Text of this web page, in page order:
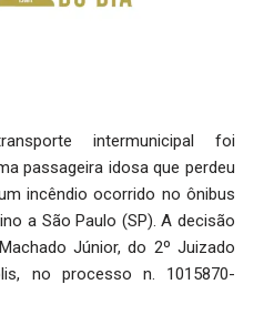
intermunicipal foi
passageira idosa que perdeu
incêndio ocorrido no ônibus
a São Paulo (SP). A decisão
Júnior, do 2º Juizado
no processo n. 1015870-